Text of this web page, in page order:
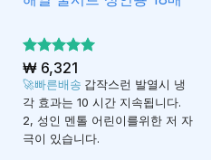
5 중에서
5로 평가
됨
₩6,321
🚀빠른배송 갑작스런 발열시 냉
각 효과는 10 시간 지속됩니다.
2, 성인 멘톨 어린이를위한 저 자
극이 있습니다.